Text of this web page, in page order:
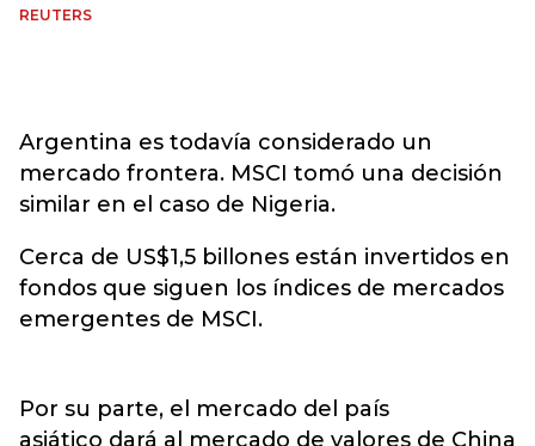
REUTERS
Argentina es todavía considerado un
mercado frontera. MSCI tomó una decisión
similar en el caso de Nigeria.
Cerca de US$1,5 billones están invertidos en
fondos que siguen los índices de mercados
emergentes de MSCI.
Por su parte, el mercado del país
asiático dará al mercado de valores de China